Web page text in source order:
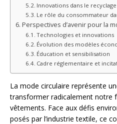
Innovations dans le recyclage
Le rôle du consommateur
Perspectives d’avenir pour la
Technologies et innovations
Évolution des modèles
Éducation et sensibilisation
Cadre réglementaire et
La mode circulaire représente
transformer radicalement notre
vêtements. Face aux défis
posés par l’industrie textile, ce